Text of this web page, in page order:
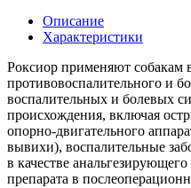
Описание
Характеристики
Роксиор применяют собакам
противовоспалительного и
воспалительных и болевых
происхождения, включая
опорно-двигательного
вывихи), воспалительные
в качестве
препарата в